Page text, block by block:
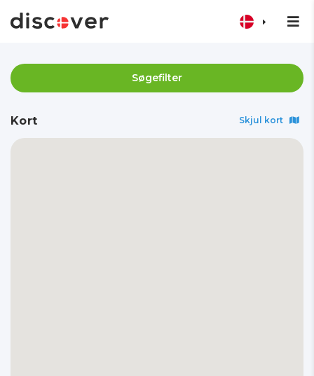
Søgefilter
Kort Skjul kort